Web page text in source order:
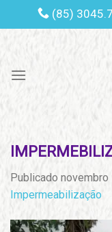
(85)
Publicado novembro
Impermeabilização